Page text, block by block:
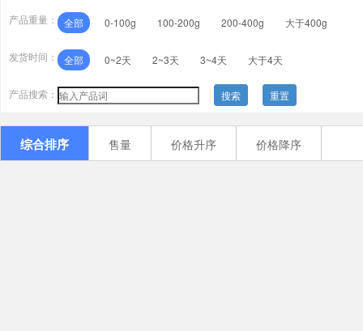
产品重量： 全部 0-100g 100-200g 200-400g 大于400g
发货时间： 全部 0~2天 2~3天 3~4天 大于4天
产品搜索： 搜索 重置
综合排序 售量 价格升序 价格降序